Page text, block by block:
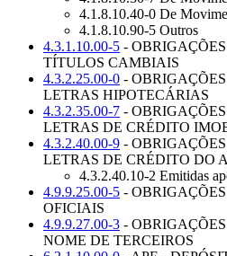
4.1.8.10.40-0 De
4.1.8.10.90-5 Outros
4.3.1.10.00-5 -
TÍTULOS CAMBIAIS
4.3.2.25.00-0 -
LETRAS HIPOTECÁRIAS
4.3.2.35.00-7 -
LETRAS DE CRÉDITO
4.3.2.40.00-9 -
LETRAS DE CRÉDITO DO
4.3.2.40.10-2 Emitidas
4.9.9.25.00-5 -
OFICIAIS
4.9.9.27.00-3 -
NOME DE TERCEIROS